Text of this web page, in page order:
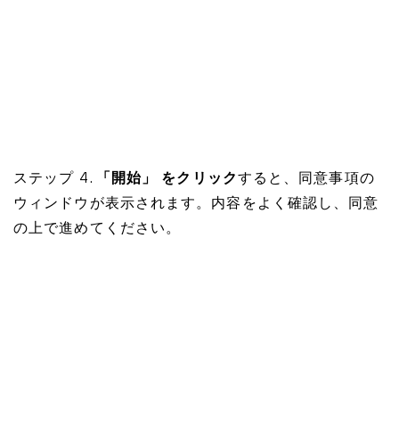
ステップ 4. 「開始」 をクリックすると、同意事項の
ウィンドウが表示されます。内容をよく確認し、同意
の上で進めてください。